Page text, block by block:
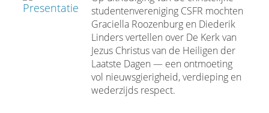
studentenvereniging CSFR mochten
Graciella Roozenburg en Diederik
Linders vertellen over De Kerk van
Jezus Christus van de Heiligen der
Laatste Dagen — een ontmoeting
vol nieuwsgierigheid, verdieping en
wederzijds respect.